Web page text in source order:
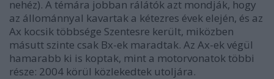
nehéz). A témára jobban rálátók azt mondják, hogy
az állománnyal kavartak a kétezres évek elején, és az
Ax kocsik többsége Szentesre került, miközben
másutt szinte csak Bx-ek maradtak. Az Ax-ek végül
hamarabb ki is koptak, mint a motorvonatok többi
része: 2004 körül közlekedtek utoljára.